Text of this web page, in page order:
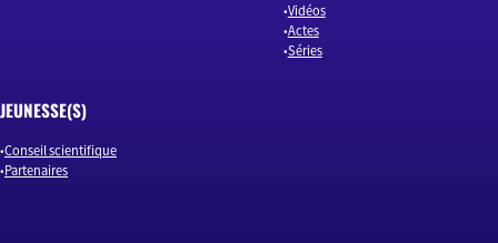
Vidéos
Actes
Séries
JEUNESSE(S)
Conseil scientifique
Partenaires